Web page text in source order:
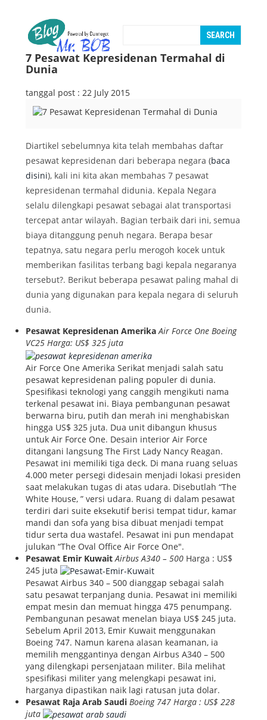
7 Pesawat Kepresidenan Termahal di
Dunia
tanggal post : 22 July 2015
Diartikel sebelumnya kita telah membahas daftar
pesawat kepresidenan dari beberapa negara (baca
disini), kali ini kita akan membahas 7 pesawat
kepresidenan termahal didunia. Kepala Negara
selalu dilengkapi pesawat sebagai alat transportasi
tercepat antar wilayah. Bagian terbaik dari ini, semua
biaya ditanggung penuh negara. Berapa besar
tepatnya, satu negara perlu merogoh kocek untuk
memberikan fasilitas terbang bagi kepala negaranya
tersebut?. Berikut beberapa pesawat paling mahal di
dunia yang digunakan para kepala negara di seluruh
dunia.
Pesawat Kepresidenan Amerika Air Force One Boeing
VC25 Harga: US$ 325 juta
Air Force One Amerika Serikat menjadi salah satu
pesawat kepresidenan paling populer di dunia.
Spesifikasi teknologi yang canggih mengikuti nama
terkenal pesawat ini. Biaya pembangunan pesawat
berwarna biru, putih dan merah ini menghabiskan
hingga US$ 325 juta. Dua unit dibangun khusus
untuk Air Force One. Desain interior Air Force
ditangani langsung The First Lady Nancy Reagan.
Pesawat ini memiliki tiga deck. Di mana ruang seluas
4.000 meter persegi didesain menjadi lokasi presiden
saat melakukan tugas di atas udara. Disebutlah “The
White House, ” versi udara. Ruang di dalam pesawat
terdiri dari suite eksekutif berisi tempat tidur, kamar
mandi dan sofa yang bisa dibuat menjadi tempat
tidur serta dua wastafel. Pesawat ini pun mendapat
julukan “The Oval Office Air Force One".
Pesawat Emir Kuwait Airbus A340 – 500 Harga : US$
245 juta
Pesawat Airbus 340 – 500 dianggap sebagai salah
satu pesawat terpanjang dunia. Pesawat ini memiliki
empat mesin dan memuat hingga 475 penumpang.
Pembangunan pesawat menelan biaya US$ 245 juta.
Sebelum April 2013, Emir Kuwait menggunakan
Boeing 747. Namun karena alasan keamanan, ia
memilih menggantinya dengan Airbus A340 – 500
yang dilengkapi persenjataan militer. Bila melihat
spesifikasi militer yang melengkapi pesawat ini,
harganya dipastikan naik lagi ratusan juta dolar.
Pesawat Raja Arab Saudi Boeing 747 Harga : US$ 228
juta